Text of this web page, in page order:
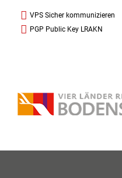
VPS Sicher kommunizieren
PGP Public Key LRAKN